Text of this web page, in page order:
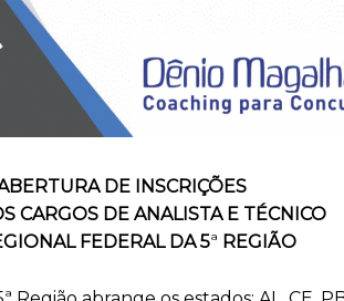
DE INSCRIÇÕES
CARGOS DE ANALISTA E TÉCNICO
FEDERAL DA 5ª REGIÃO